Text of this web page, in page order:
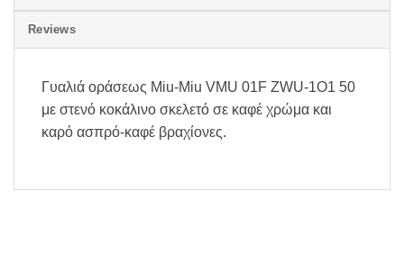
Reviews
Γυαλιά οράσεως Miu-Miu VMU 01F ZWU-1O1 50
με στενό κοκάλινο σκελετό σε καφέ χρώμα και
καρό ασπρό-καφέ βραχίονες.